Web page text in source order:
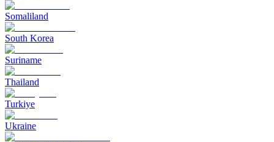
Somaliland
South Korea
Suriname
Thailand
Turkiye
Ukraine